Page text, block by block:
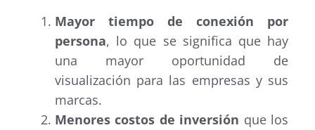
Mayor tiempo de conexión por
persona, lo que se significa que hay
una mayor oportunidad de
visualización para las empresas y sus
marcas.
Menores costos de inversión que los